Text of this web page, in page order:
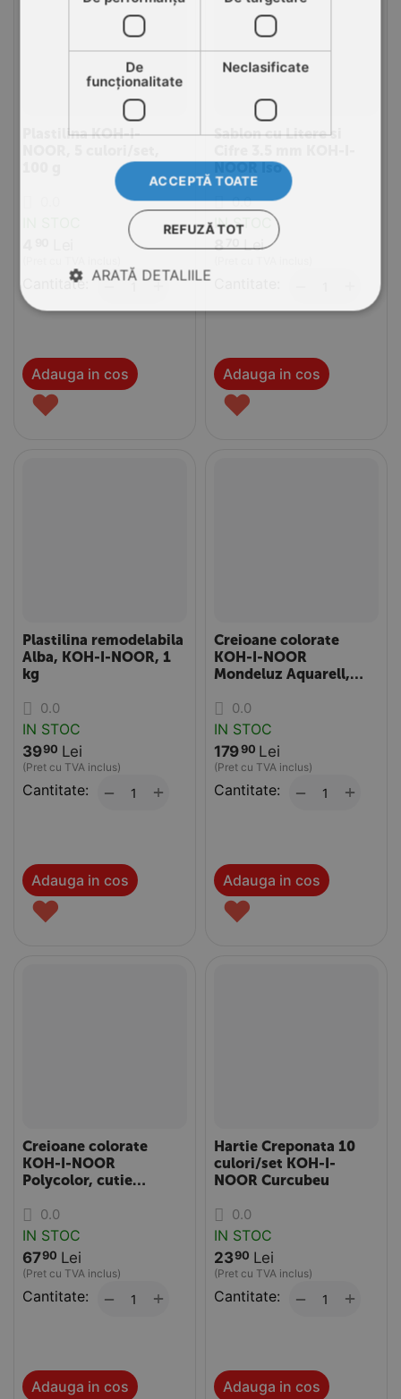
Plastilina KOH-I-
Cantitate: +
−
Adauga in cos
♥
Sablon cu Litere si
NOOR Iso
0.0
IN STOC
8
Lei
Adauga in cos
♥
Plastilina remodelabila
Alba, KOH-I-NOOR, 1
kg
0.0
IN STOC
3990 Lei
(Pret cu TVA inclus)
Cantitate: +
−
Adauga in cos
♥
Creioane colorate
KOH-I-NOOR
Mondeluz Aquarell,
culori/set
0.0
IN STOC
17990 Lei
(Pret cu TVA inclus)
Cantitate: +
−
Adauga in cos
♥
Creioane colorate
KOH-I-NOOR
Polycolor, cutie
0.0
IN STOC
6790 Lei
(Pret cu TVA inclus)
Cantitate: +
−
Adauga in cos
Hartie Creponata 10
culori/set KOH-I-
NOOR Curcubeu
0.0
IN STOC
2390 Lei
(Pret cu TVA inclus)
Cantitate: +
−
Adauga in cos
De
funcţionalitate
Neclasificate
ACCEPTĂ TOATE
REFUZĂ TOT
ARATĂ DETALIILE